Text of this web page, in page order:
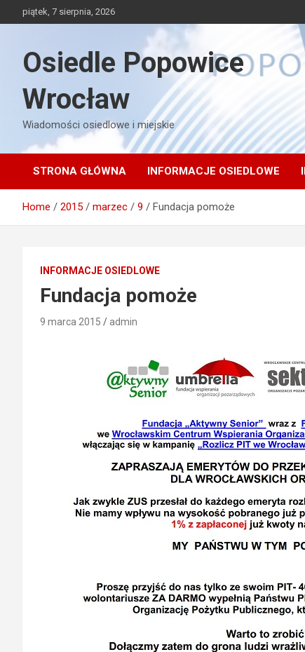
to
piątek, 7 sierpnia, 2026
Osiedle Popowice
Wrocław
Wiadomości osiedlowe i miejskie
STRONA GŁÓWNA INFORMACJE OSIEDLOWE
Home 2015 marzec 9 Fundacja pomoże
INFORMACJE OSIEDLOWE
Fundacja pomoże
9 marca 2015 admin